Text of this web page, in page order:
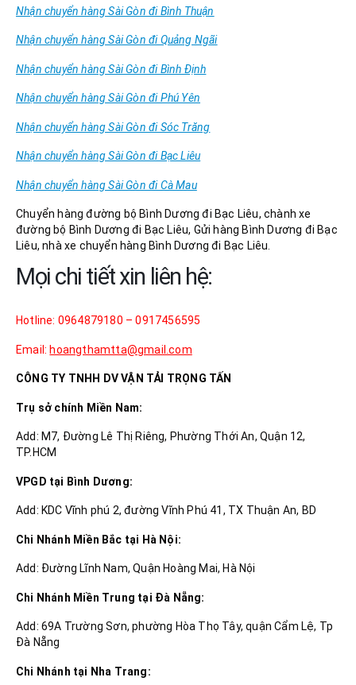
Nhận chuyển hàng Sài Gòn đi Bình Thuận
Nhận chuyển hàng Sài Gòn đi Quảng Ngãi
Nhận chuyển hàng Sài Gòn đi Bình Định
Nhận chuyển hàng Sài Gòn đi Phú Yên
Nhận chuyển hàng Sài Gòn đi Sóc Trăng
Nhận chuyển hàng Sài Gòn đi Bạc Liêu
Nhận chuyển hàng Sài Gòn đi Cà Mau
Chuyển hàng đường bộ Bình Dương đi Bạc Liêu, chành xe
đường bộ Bình Dương đi Bạc Liêu, Gửi hàng Bình Dương đi Bạc
Liêu, nhà xe chuyển hàng Bình Dương đi Bạc Liêu.
Mọi chi tiết xin liên hệ:
Hotline: 0964879180 – 0917456595
Email: hoangthamtta@gmail.com
CÔNG TY TNHH DV VẬN TẢI TRỌNG TẤN
Trụ sở chính Miền Nam:
Add: M7, Đường Lê Thị Riêng, Phường Thới An, Quận 12,
TP.HCM
VPGD tại Bình Dương:
Add: KDC Vĩnh phú 2, đường Vĩnh Phú 41, TX Thuận An, BD
Chi Nhánh Miền Bắc tại Hà Nội:
Add: Đường Lĩnh Nam, Quận Hoàng Mai, Hà Nội
Chi Nhánh Miền Trung tại Đà Nẵng:
Add: 69A Trường Sơn, phường Hòa Thọ Tây, quận Cẩm Lệ, Tp
Đà Nẵng
Chi Nhánh tại Nha Trang: